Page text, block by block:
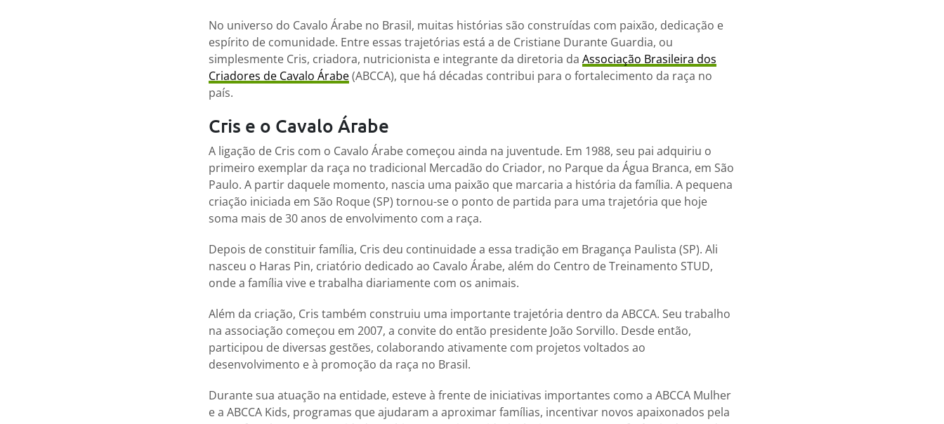
No universo do Cavalo Árabe no Brasil, muitas histórias são construídas com paixão, dedicação e
espírito de comunidade. Entre essas trajetórias está a de Cristiane Durante Guardia, ou
simplesmente Cris, criadora, nutricionista e integrante da diretoria da Associação Brasileira dos
Criadores de Cavalo Árabe(ABCCA), que há décadas contribui para o fortalecimento da raça no
país.
Cris e o Cavalo Árabe
A ligação de Cris com o Cavalo Árabe começou ainda na juventude. Em 1988, seu pai adquiriu o
primeiro exemplar da raça no tradicional Mercadão do Criador, no Parque da Água Branca, em São
Paulo. A partir daquele momento, nascia uma paixão que marcaria a história da família. A pequena
criação iniciada em São Roque (SP) tornou-se o ponto de partida para uma trajetória que hoje
soma mais de 30 anos de envolvimento com a raça.
Depois de constituir família, Cris deu continuidade a essa tradição em Bragança Paulista (SP). Ali
nasceu o Haras Pin, criatório dedicado ao Cavalo Árabe, além do Centro de Treinamento STUD,
onde a família vive e trabalha diariamente com os animais.
Além da criação, Cris também construiu uma importante trajetória dentro da ABCCA. Seu trabalho
na associação começou em 2007, a convite do então presidente João Sorvillo. Desde então,
participou de diversas gestões, colaborando ativamente com projetos voltados ao
desenvolvimento e à promoção da raça no Brasil.
Durante sua atuação na entidade, esteve à frente de iniciativas importantes como a ABCCA Mulher
e a ABCCA Kids, programas que ajudaram a aproximar famílias, incentivar novos apaixonados pela